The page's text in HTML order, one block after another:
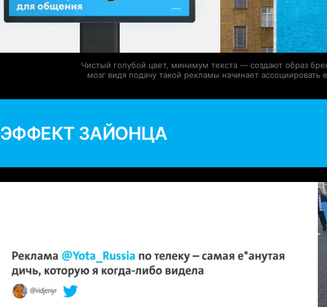
Чистый голубой цвет, минимум текста — создают образ
мозг видя подачу такой рекламы начинает
ЭФФЕКТ ЗАЙОНЦА